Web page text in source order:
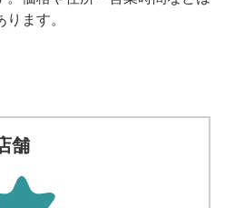
ます。
舗